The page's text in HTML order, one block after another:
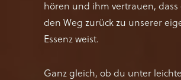
hören und ihm vertrauen, dass
den Weg zurück zu unserer
Essenz weist.
Ganz gleich, ob du unter